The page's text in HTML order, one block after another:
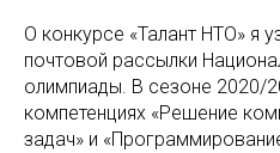
О конкурсе «Талант НТО» я
почтовой рассылки
олимпиады. В сезоне 2020/
компетенциях «Решение
задач» и